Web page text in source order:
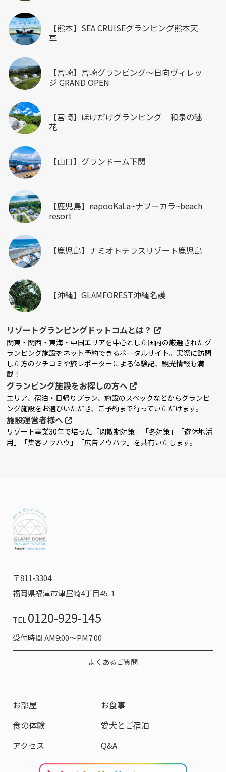
【熊本】SEA CRUISEグランピング熊本天
草
【宮崎】宮崎グランピング～日向ヴィレッ
ジ GRAND OPEN
【宮崎】ほけだけグランピング 和泉の毬
花
【山口】グランドーム下関
【鹿児島】napooKaLa~ナプーカラ~beach
resort
【鹿児島】ナミオトテラスリゾート鹿児島
【沖縄】GLAMFOREST沖縄名護
リゾートグランピングドットコムとは？
関東・関西・東海・中国エリアを中心とした国内の厳選されたグ
ランピング施設をネット予約できるポータルサイト。実際に訪問
した方のクチコミや旅レポーターによる体験記、観光情報も満
載！
グランピング施設をお探しの方へ
エリア、宿泊・日帰りプラン、施設のスペックなどからグランピ
ング施設をお選びいただき、ご予約まで行っていただけます。
施設運営者様へ
リゾート事業30年で培った「閑散期対策」「冬対策」「遊休地活
用」「集客ノウハウ」「広告ノウハウ」を共有いたします。
〒811-3304
福岡県福津市津屋崎4丁目45-1
TEL0120-929-145
受付時間 AM9:00～PM7:00
よくあるご質問
お部屋
お食事
食の体験
愛犬とご宿泊
アクセス
Q&A